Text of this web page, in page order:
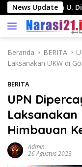
a
News Update
Jasin U. Dilo
Beranda BERITA
Laksanakan UKW di
BERITA
UPN
Laksanakan
Himbauan
Admin
26 Agustus 2023